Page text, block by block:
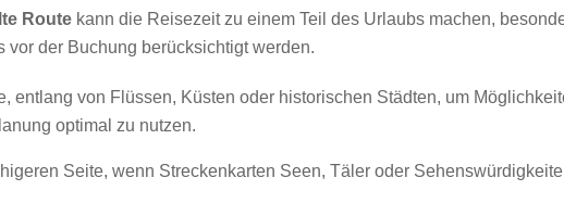
Route kann die Reisezeit zu einem Teil des Urlaubs machen,
vor der Buchung berücksichtigt werden.
entlang von Flüssen, Küsten oder historischen Städten, um
optimal zu nutzen.
Seite, wenn Streckenkarten Seen, Täler oder